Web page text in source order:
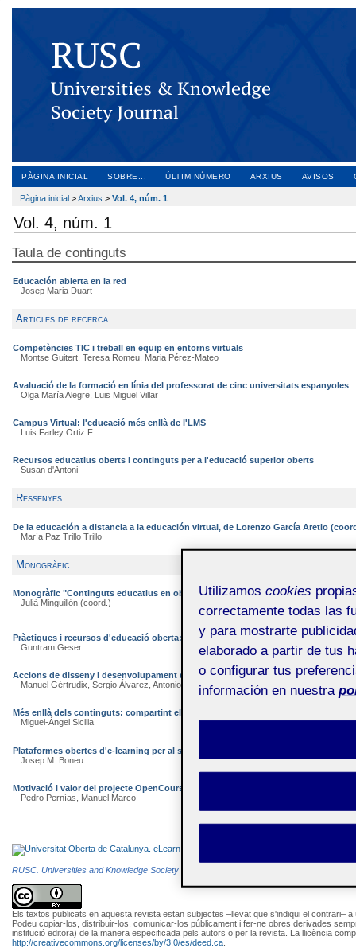
PÀGINA INICIAL SOBRE... ÚLTIM NÚMERO ARXIUS AVISOS
Pàgina inicial >Arxius > Vol. 4, núm. 1
Vol. 4, núm. 1
Taula de continguts
Educación abierta en la red
Josep Maria Duart
Articles de recerca
Competències TIC i treball en equip en entorns virtuals
Montse Guitert, Teresa Romeu, Maria Pérez-Mateo
Avaluació de la formació en línia del professorat de cinc universitats espanyoles
Olga María Alegre, Luis Miguel Villar
Campus Virtual: l'educació més enllà de l'LMS
Luis Farley Ortiz F.
Recursos educatius oberts i continguts per a l'educació superior oberts
Susan d'Antoni
Ressenyes
De la educación a distancia a la educación virtual, de Lorenzo García Aretio
María Paz Trillo Trillo
Monogràfic
Monogràfic "Continguts educatius en obert"
Julià Minguillón (coord.)
Pràctiques i recursos d'educació oberta: el full de ruta OLCOS 2012
Guntram Geser
Accions de disseny i desenvolupament d'objectes educatius digitals: programes
Manuel Gértrudix, Sergio Álvarez, Antonio Galisteo, María del Carmen Gálvez, Felipe
Més enllà dels continguts: compartint el disseny dels recursos educatius oberts
Miguel-Ángel Sicilia
Plataformes obertes d'e-learning per al suport de continguts educatius oberts
Josep M. Boneu
Motivació i valor del projecte OpenCourseWare: la universitat del segle XXI
Pedro Pernías, Manuel Marco
RUSC. Universities and Knowledge Society Journal
Els textos publicats en aquesta revista estan subjectes –llevat que s'indiqui el contrari–
Podeu copiar-los, distribuir-los, comunicar-los públicament i fer-ne obres derivades
institució editora) de la manera especificada pels autors o per la revista. La llicència
http://creativecommons.org/licenses/by/3.0/es/deed.ca
Utilizamos cookies
correctamente todas las
y para mostrarte
elaborado a partir de tus
o configurar tus
información en nuestra